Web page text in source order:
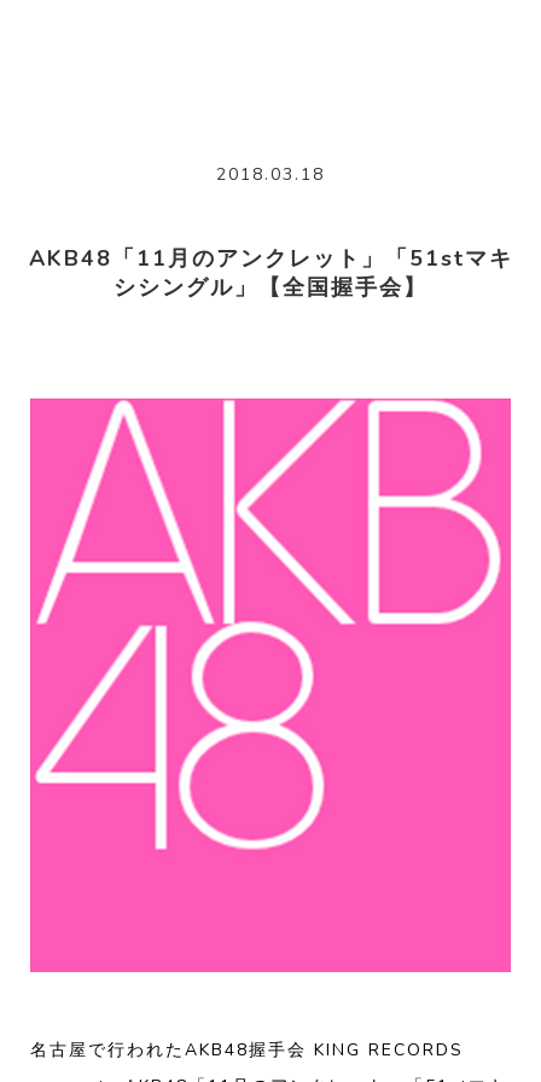
2018.03.18
AKB48「11月のアンクレット」「51stマキ
シシングル」【全国握手会】
名古屋で行われたAKB48握手会 KING RECORDS